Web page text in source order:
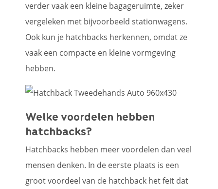
verder vaak een kleine bagageruimte, zeker
vergeleken met bijvoorbeeld stationwagens.
Ook kun je hatchbacks herkennen, omdat ze
vaak een compacte en kleine vormgeving
hebben.
Welke voordelen hebben
hatchbacks?
Hatchbacks hebben meer voordelen dan veel
mensen denken. In de eerste plaats is een
groot voordeel van de hatchback het feit dat